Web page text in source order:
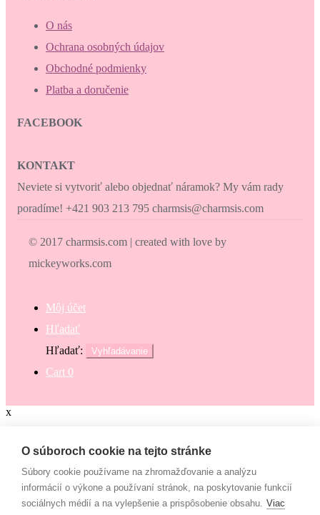
O nás
Ochrana osobných údajov
Obchodné podmienky
Platba a doručenie
FACEBOOK
KONTAKT
Neviete si vytvoriť alebo objednať náramok? My vám rady
poradíme! +421 903 213 795 charmsis@charmsis.com
© 2017 charmsis.com | created with love by
mickeyworks.com
Môj účet
Hľadať
Hľadať:
Vyhľadávanie
Cart 0
x
Zaokrúhli svoj nákup
Zaokrúhli svoj nákup a prispej na dobrú vec. Občianske združenie
Mamy v pohybe pomáha osamelým mamám, ktoré nemajú to šťastie
– mať pri sebe manžela, partnera či blízku rodinu, ktorí by im vedeli
O súboroch cookie na tejto stránke
Súbory cookie používame na zhromažďovanie a analýzu
informácií o výkone a používaní stránok, na poskytovanie funkcií
sociálnych médií a na vylepšenie a prispôsobenie obsahu. Viac